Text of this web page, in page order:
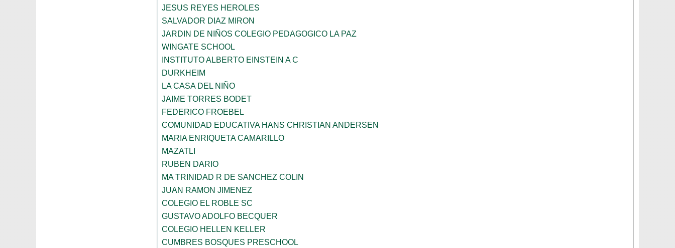
JESUS REYES HEROLES
SALVADOR DIAZ MIRON
JARDIN DE NIÑOS COLEGIO PEDAGOGICO LA PAZ
WINGATE SCHOOL
INSTITUTO ALBERTO EINSTEIN A C
DURKHEIM
LA CASA DEL NIÑO
JAIME TORRES BODET
FEDERICO FROEBEL
COMUNIDAD EDUCATIVA HANS CHRISTIAN ANDERSEN
MARIA ENRIQUETA CAMARILLO
MAZATLI
RUBEN DARIO
MA TRINIDAD R DE SANCHEZ COLIN
JUAN RAMON JIMENEZ
COLEGIO EL ROBLE SC
GUSTAVO ADOLFO BECQUER
COLEGIO HELLEN KELLER
CUMBRES BOSQUES PRESCHOOL